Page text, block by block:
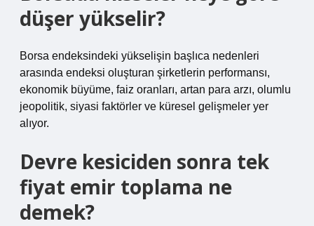
düşer yükselir?
Borsa endeksindeki yükselişin başlıca nedenleri
arasında endeksi oluşturan şirketlerin performansı,
ekonomik büyüme, faiz oranları, artan para arzı, olumlu
jeopolitik, siyasi faktörler ve küresel gelişmeler yer
alıyor.
Devre kesiciden sonra tek
fiyat emir toplama ne
demek?